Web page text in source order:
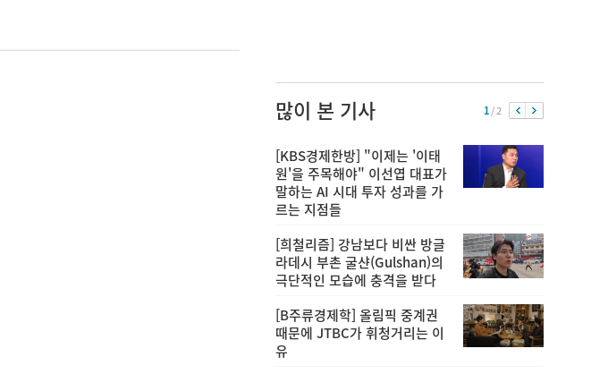
많이 본 기사 1/ 2
[KBS경제한방] "이제는 '이태
원'을 주목해야" 이선엽 대표가
말하는 AI 시대 투자 성과를 가
르는 지점들
[희철리즘] 강남보다 비싼 방글
라데시 부촌 굴샨(Gulshan)의
극단적인 모습에 충격을 받다
[B주류경제학] 올림픽 중계권
때문에 JTBC가 휘청거리는 이
유